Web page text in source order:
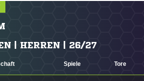
| HERREN | 26/27
Spiele Tore